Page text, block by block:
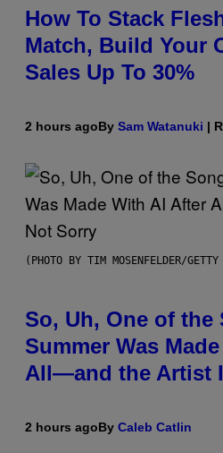
How To Stack
Match, Build Your
Sales Up To 30%
2 hours agoBy Sam Watanuki |
(PHOTO BY TIM MOSENFELDER/
So, Uh, One of the
Summer Was
All—and the Artist
2 hours agoBy Caleb Catlin